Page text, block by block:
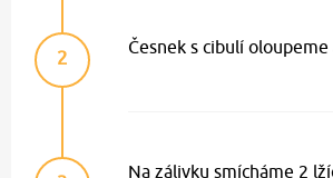
2 Česnek s cibulí oloupeme
Na zálivku smícháme 2